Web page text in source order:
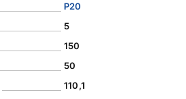
Р20
5
150
50
110,1